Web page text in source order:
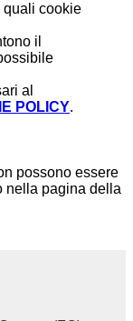
quali cookie
il
al
POLICY.
possono essere
nella pagina della